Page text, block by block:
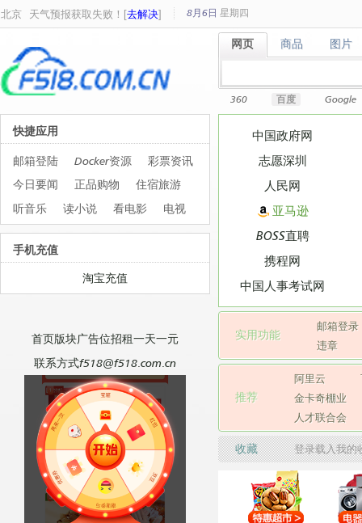
北京 天气预报获取失败！[去解决] 8月6日 星期四
网页
网页 商品
商品 图片
图片
360 百度 Google
中国政府网
志愿深圳
人民网
亚马逊
BOSS直聘
携程网
中国人事考试网
实用功能
邮箱登录
违章
推荐
阿里云
金卡奇棚业
人才联合会
收藏 登录载入我
快捷应用
邮箱登陆 Docker资源
彩票资讯
今日要闻
正品购物
住宿旅游
听音乐
读小说 看电影 电视
手机充值
淘宝充值
首页版块广告位招租一天一元
联系方式f518@f518.com.cn